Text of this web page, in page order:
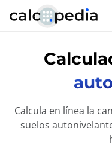
Calcula en línea la
suelos